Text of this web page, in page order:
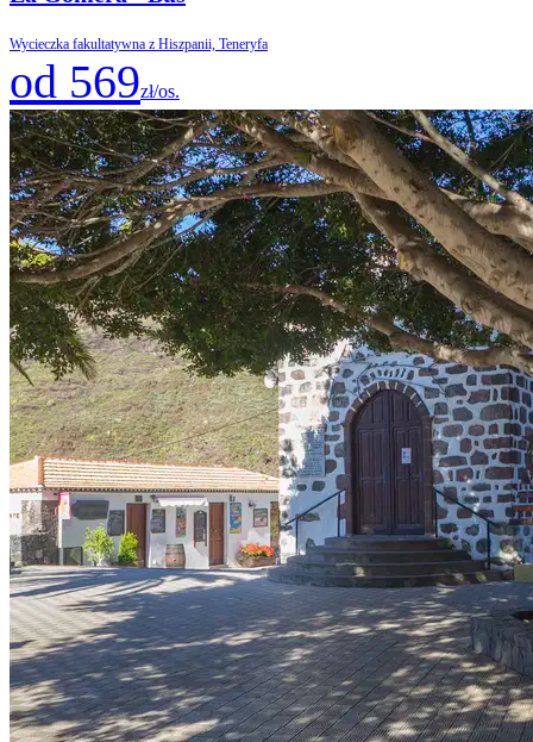
Wycieczka fakultatywna z Hiszpanii, Teneryfa
od 569zł/os.